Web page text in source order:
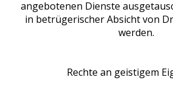
angebotenen Dienste
in betrügerischer Absicht von
werden.
Rechte an geistigem